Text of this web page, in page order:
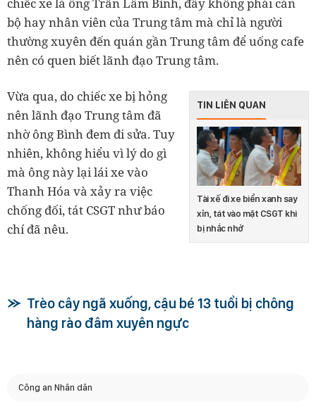
chiếc xe là ông Trần Lâm Bình, đây không phải cán
bộ hay nhân viên của Trung tâm mà chỉ là người
thường xuyên đến quán gần Trung tâm để uống cafe
nên có quen biết lãnh đạo Trung tâm.
TIN LIÊN QUAN
Tài xế đi xe biển xanh say
xỉn, tát vào mặt CSGT khi
bị nhắc nhở
Vừa qua, do chiếc xe bị hỏng
nên lãnh đạo Trung tâm đã
nhờ ông Bình đem đi sửa. Tuy
nhiên, không hiểu vì lý do gì
mà ông này lại lái xe vào
Thanh Hóa và xảy ra việc
chống đối, tát CSGT như báo
chí đã nêu.
Trèo cây ngã xuống, cậu bé 13 tuổi bị chông
hàng rào đâm xuyên ngực
Công an Nhân dân